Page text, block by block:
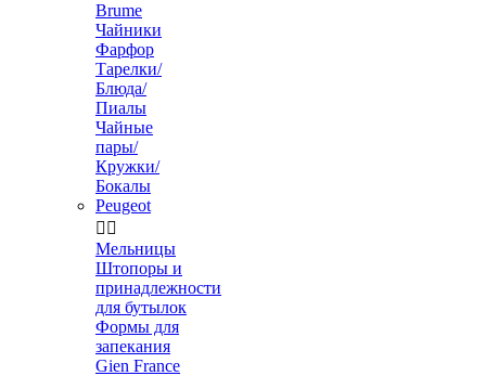
Brume
Чайники
Фарфор
Тарелки/
Блюда/
Пиалы
Чайные
пары/
Кружки/
Бокалы
Peugeot
 
Мельницы
Штопоры и
принадлежности
для бутылок
Формы для
запекания
Gien France